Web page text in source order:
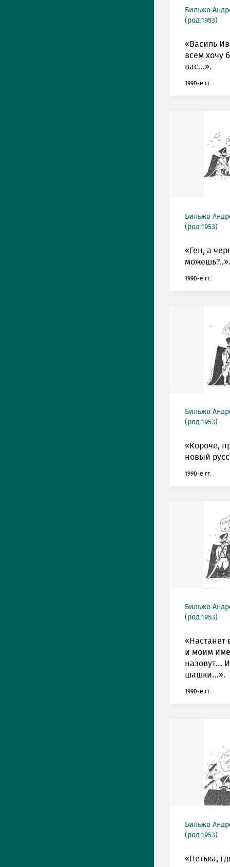
Бильжо
(род.1953)
«Василь
всем хочу
вас…».
1990-е гг.
Бильжо
(род.1953)
«Ген, а
можешь?..».
1990-е гг.
Бильжо
(род.1953)
«Короче,
новый
1990-е гг.
Бильжо
(род.1953)
«Настанет
и моим
назовут…
шашки…».
1990-е гг.
Бильжо
(род.1953)
«Петька,